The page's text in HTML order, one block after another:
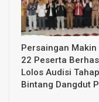
Persaingan Makin
22 Peserta
Lolos Audisi
Bintang Dangdut